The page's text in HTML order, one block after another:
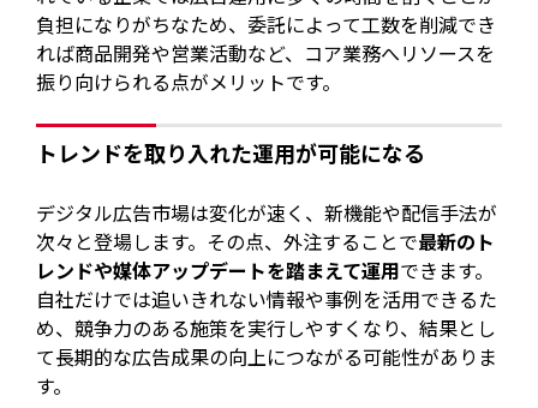
負担になりがちなため、委託によって工数を削減でき
れば商品開発や営業活動など、コア業務へリソースを
振り向けられる点がメリットです。
トレンドを取り入れた運用が可能になる
デジタル広告市場は変化が速く、新機能や配信手法が
次々と登場します。その点、外注することで最新のト
レンドや媒体アップデートを踏まえて運用できます。
自社だけでは追いきれない情報や事例を活用できるた
め、競争力のある施策を実行しやすくなり、結果とし
て長期的な広告成果の向上につながる可能性がありま
す。